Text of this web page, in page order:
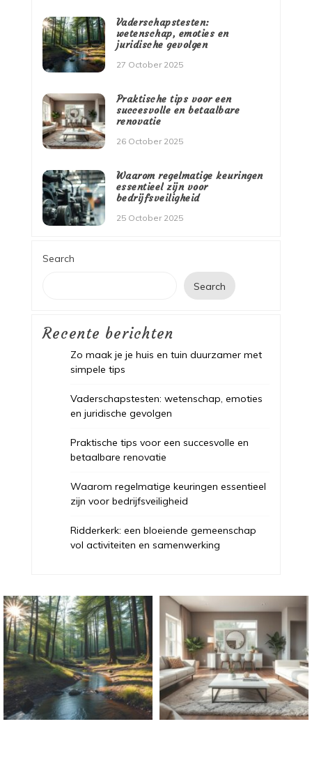
Vaderschapstesten:
wetenschap, emoties en
juridische gevolgen
27 October 2025
Praktische tips voor een
succesvolle en betaalbare
renovatie
26 October 2025
Waarom regelmatige keuringen
essentieel zijn voor
bedrijfsveiligheid
25 October 2025
Search
Search
Recente berichten
Zo maak je je huis en tuin duurzamer met
simpele tips
Vaderschapstesten: wetenschap, emoties
en juridische gevolgen
Praktische tips voor een succesvolle en
betaalbare renovatie
Waarom regelmatige keuringen essentieel
zijn voor bedrijfsveiligheid
Ridderkerk: een bloeiende gemeenschap
vol activiteiten en samenwerking